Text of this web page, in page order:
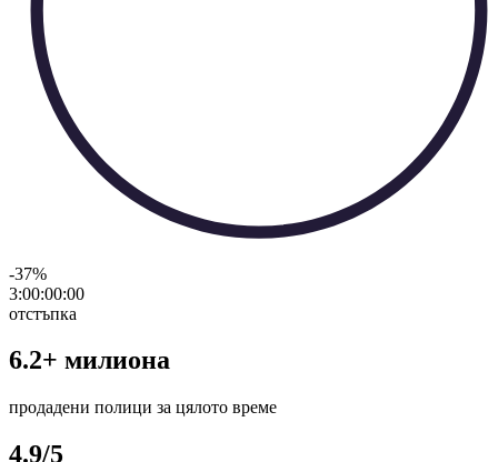
-37%
3:00:00:00
отстъпка
6.2+ милиона
продадени полици за цялото време
4.9/5